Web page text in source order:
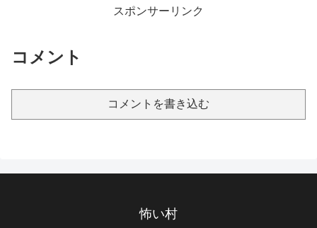
スポンサーリンク
コメント
コメントを書き込む
怖い村